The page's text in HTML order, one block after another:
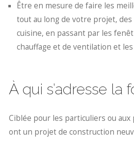
Être en mesure de faire les
tout au long de votre projet, des
cuisine, en passant par les
chauffage et de ventilation et
À qui s’adresse la
Ciblée pour les particuliers ou
ont un projet de construction